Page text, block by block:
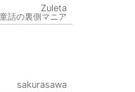
Zuleta
童話の裏側マニア
sakurasawa